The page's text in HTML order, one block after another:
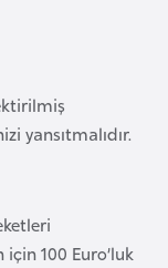
yansıtmalıdır.
100 Euro’luk